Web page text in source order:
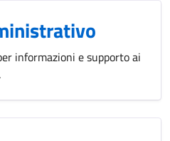
informazioni e supporto ai